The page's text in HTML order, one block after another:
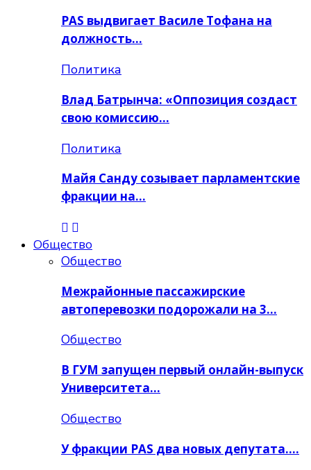
PAS выдвигает Василе Тофана на
должность…
Политика
Влад Батрынча: «Оппозиция создаст
свою комиссию…
Политика
Майя Санду созывает парламентские
фракции на…
Общество
Общество
Межрайонные пассажирские
автоперевозки подорожали на 3…
Общество
В ГУМ запущен первый онлайн-выпуск
Университета…
Общество
У фракции PAS два новых депутата….